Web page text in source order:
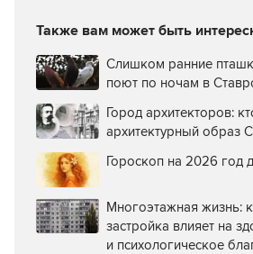
Также вам может быть
Слишком ранние
поют по ночам в
Город архитекторов:
архитектурный образ
Гороскоп на 2026 год
Многоэтажная жизнь:
застройка влияет на
и психологическое